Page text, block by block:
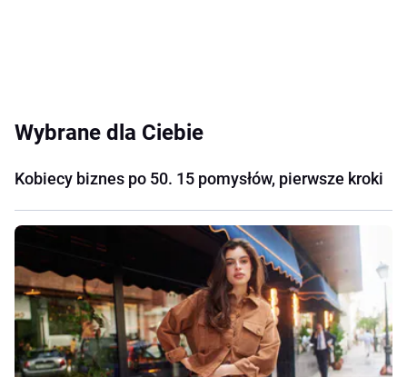
Wybrane dla Ciebie
Kobiecy biznes po 50. 15 pomysłów, pierwsze kroki